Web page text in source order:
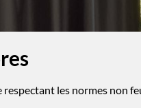
les normes non